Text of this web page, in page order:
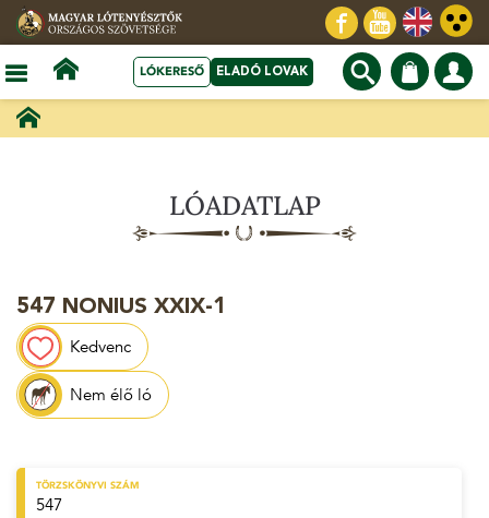
LÓKERESŐ ELADÓ LOVAK
LÓADATLAP
547 NONIUS XXIX-1
Kedvenc
Nem élő ló
TÖRZSKÖNYVI SZÁM
547